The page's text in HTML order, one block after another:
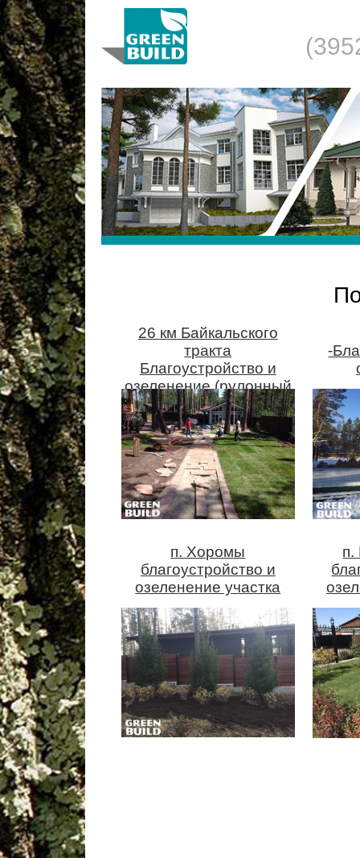
26 км Байкальского
тракта
Благоустройство и
озеленение (рулонный
газон)
-
п. Хоромы
благоустройство и
озеленение участка